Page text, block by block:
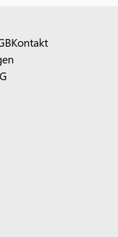
Kontakt